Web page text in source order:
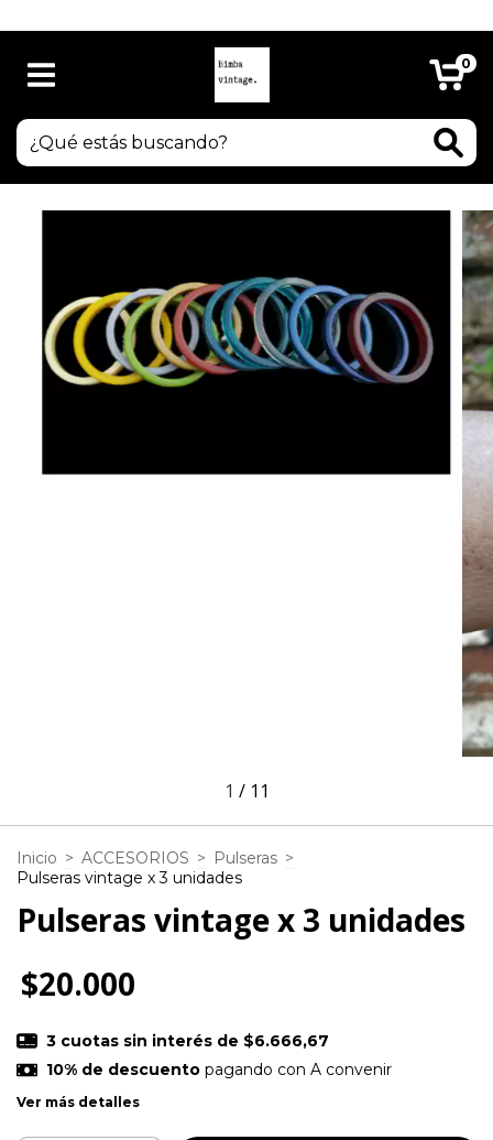
0
1 / 11
Inicio > ACCESORIOS > Pulseras >
Pulseras vintage x 3 unidades
Pulseras vintage x 3 unidades
$20.000
3 cuotas sin interés de $6.666,67
10% de descuentopagando con A convenir
Ver más detalles